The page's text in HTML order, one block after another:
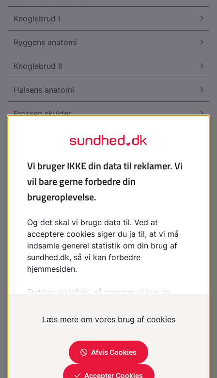
Knoglebrud I
Ryggens anatomi
Knoglebrud II
Halsens anatomi
Frossen skulder
Afstivning af ryg, spinal fusion
Skulderens anatomi
Komplikationer til rygkirurgi
Nakkekirurgi
Slidgigt i hoften